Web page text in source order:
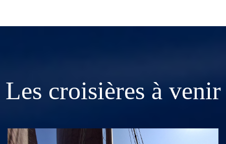
Les croisières à venir